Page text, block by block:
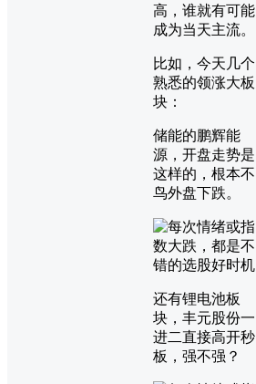
高，谁就有可能
成为当天主流。
比如，今天几个
熟悉的领涨大板
块：
储能的鹏辉能
源，开盘走势是
这样的，根本不
鸟外盘下跌。
还有锂电池板
块，丰元股份一
进二直接高开秒
板，强不强？